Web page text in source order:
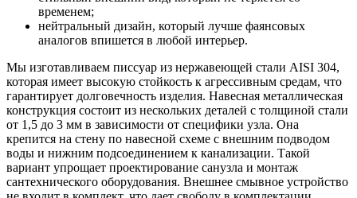
временем;
нейтральный дизайн, который лучше фаянсовых
аналогов впишется в любой интерьер.
Мы изготавливаем писсуар из нержавеющей стали AISI 304,
которая имеет высокую стойкость к агрессивным средам, что
гарантирует долговечность изделия. Навесная металлическая
конструкция состоит из нескольких деталей с толщиной стали
от 1,5 до 3 мм в зависимости от специфики узла. Она
крепится на стену по навесной схеме с внешним подводом
воды и нижним подсоединением к канализации. Такой
вариант упрощает проектирование санузла и монтаж
сантехнического оборудования. Внешнее смывное устройство